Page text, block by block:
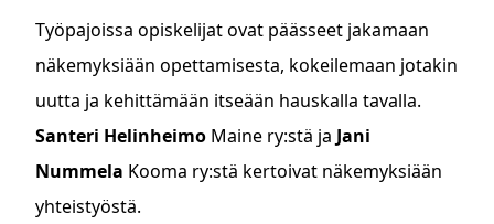
Työpajoissa opiskelijat ovat päässeet jakamaan
näkemyksiään opettamisesta, kokeilemaan jotakin
uutta ja kehittämään itseään hauskalla tavalla.
Santeri Helinheimo Maine ry:stä ja Jani
Nummela Kooma ry:stä kertoivat näkemyksiään
yhteistyöstä.